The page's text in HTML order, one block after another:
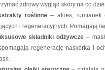
zdrowy wygląd skóry na co
roślinne – aloes, rumianek
i regeneracyjnych. Pomagają
składniki odżywcze –
regenerację naskórka i